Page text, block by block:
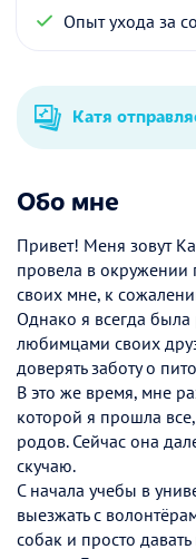
Опыт ухода за
Катя
Обо мне
Привет! Меня зовут
провела в окружении
своих мне, к
Однако я всегда была
любимцами своих
доверять заботу о
В это же время, мне
которой я прошла
родов. Сейчас она
скучаю.
С начала учебы в
выезжать с
собак и просто